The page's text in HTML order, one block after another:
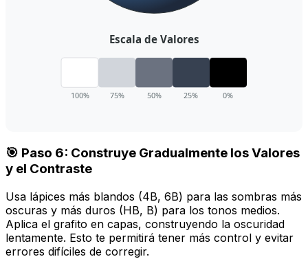
Escala de Valores
100% 75% 50% 25% 0%
🎯 Paso 6: Construye Gradualmente los Valores
y el Contraste
Usa lápices más blandos (4B, 6B) para las sombras más
oscuras y más duros (HB, B) para los tonos medios.
Aplica el grafito en capas, construyendo la oscuridad
lentamente. Esto te permitirá tener más control y evitar
errores difíciles de corregir.